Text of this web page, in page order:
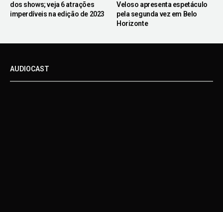
dos shows; veja 6 atrações
imperdíveis na edição de 2023
Veloso apresenta espetáculo
pela segunda vez em Belo
Horizonte
AUDIOCAST